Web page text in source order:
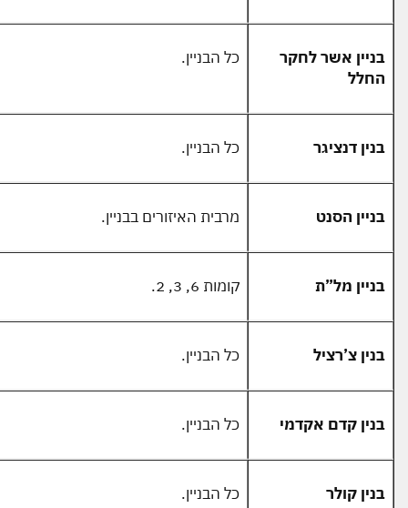
בניין אשר לחקר
החלל
כל הבניין.
בנין דנציגר כל הבניין.
בניין הסנט מרבית האיזורים בבניין.
בניין מל”ת קומות 6, 3, 2.
בנין צ’רציל כל הבניין.
בנין קדם אקדמי כל הבניין.
בנין קולר כל הבניין.